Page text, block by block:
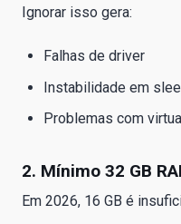
Ignorar isso gera:
Falhas de driver
Instabilidade em
Problemas com
2. Mínimo 32 GB
Em 2026, 16 GB é